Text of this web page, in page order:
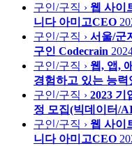
구인/구직 › 웹 사이
니다 아미고CEO
구인/구직 › 서울/군
구인 Codecrain
구인/구직 › 웹, 앱,
경험하고 있는 능
구인/구직 › 2023 기
정 모집(빅데이터/
구인/구직 › 웹 사이
니다 아미고CEO